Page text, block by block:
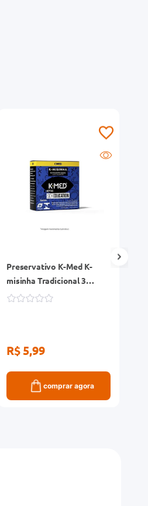
Preservativo K-Med K-
misinha Tradicional 3
Unidades
R$ 5,99
comprar agora